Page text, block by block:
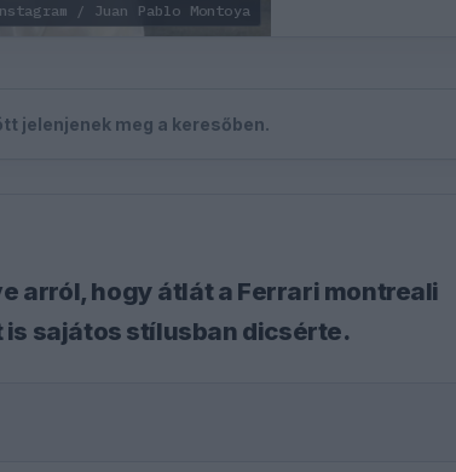
/ Juan Pablo Montoya
jelenjenek meg a keresőben.
arról, hogy átlát a Ferrari montreali
sajátos stílusban dicsérte.